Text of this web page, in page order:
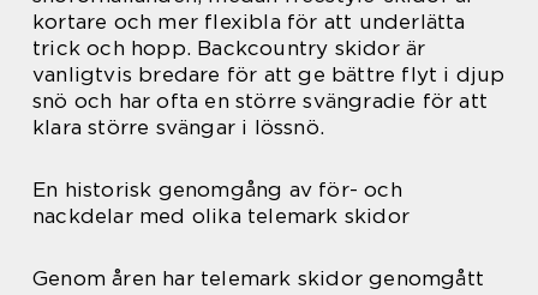
kortare och mer flexibla för att underlätta
trick och hopp. Backcountry skidor är
vanligtvis bredare för att ge bättre flyt i djup
snö och har ofta en större svängradie för att
klara större svängar i lössnö.
En historisk genomgång av för- och
nackdelar med olika telemark skidor
Genom åren har telemark skidor genomgått